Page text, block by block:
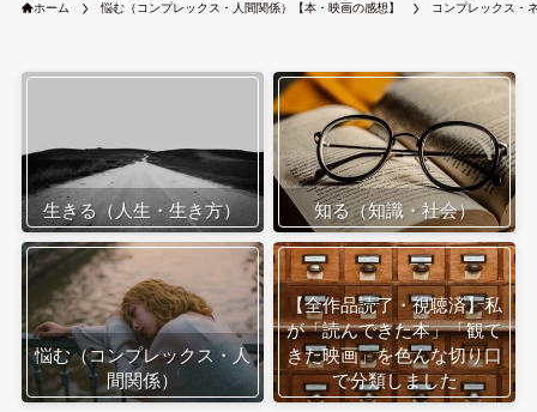
ホーム 悩む（コンプレックス・人間関係）【本・映画の感想】 コンプレックス・
生きる（人生・生き方） 知る（知識・社会）
悩む（コンプレックス・人
間関係）
【全作品読了・視聴済】私
が「読んできた本」「観て
きた映画」を色んな切り口
で分類しました